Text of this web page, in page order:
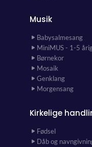
Musik
Babysalmesang
MiniMUS - 1-5
Børnekor
Mosaik
Genklang
Morgensang
Kirkelige
Fødsel
Dåb og